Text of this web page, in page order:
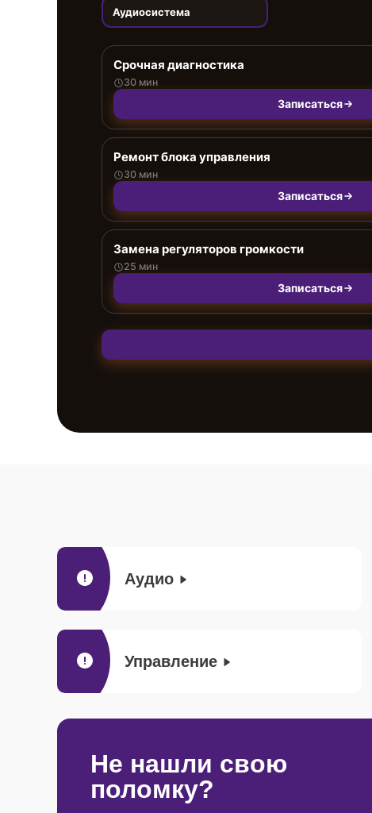
Аудиосистема
Срочная диагностика
30 мин
Записаться
Ремонт блока управления
30 мин
Записаться
Замена регуляторов громкости
25 мин
Записаться
Аудио
Управление
Не нашли свою
поломку?